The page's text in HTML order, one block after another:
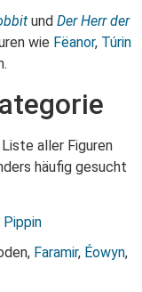
und Der Herr der
wie Fëanor, Túrin
aller Figuren
häufig gesucht
Pippin
Faramir, Éowyn,